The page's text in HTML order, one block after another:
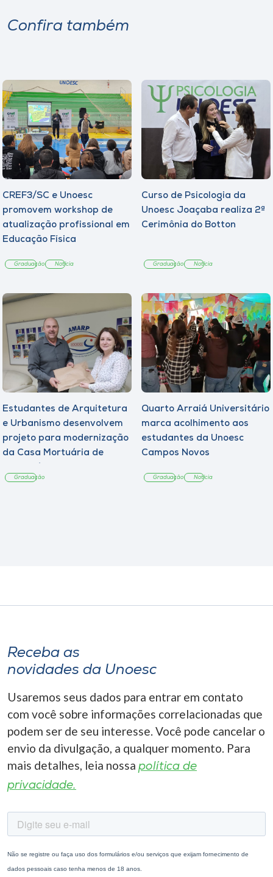
Confira também
CREF3/SC e Unoesc
promovem workshop de
atualização profissional em
Educação Física
Graduação Notícia
Curso de Psicologia da
Unoesc Joaçaba realiza 2ª
Cerimônia do Botton
Graduação Notícia
Estudantes de Arquitetura
e Urbanismo desenvolvem
projeto para modernização
da Casa Mortuária de
Graduação
Quarto Arraiá Universitário
marca acolhimento aos
estudantes da Unoesc
Campos Novos
Graduação Notícia
Receba as
novidades da Unoesc
Usaremos seus dados para entrar em contato
com você sobre informações correlacionadas que
podem ser de seu interesse. Você pode cancelar o
envio da divulgação, a qualquer momento. Para
mais detalhes, leia nossa política de
privacidade.